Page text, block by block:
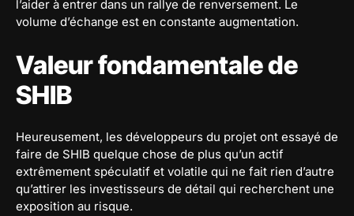
l’aider à entrer dans un rallye de renversement. Le
volume d’échange est en constante augmentation.
Valeur fondamentale de
SHIB
Heureusement, les développeurs du projet ont essayé de
faire de SHIB quelque chose de plus qu’un actif
extrêmement spéculatif et volatile qui ne fait rien d’autre
qu’attirer les investisseurs de détail qui recherchent une
exposition au risque.